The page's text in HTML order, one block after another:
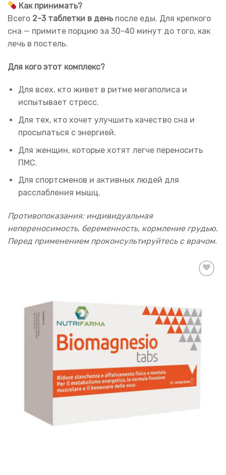
Как принимать?
Всего 2-3 таблетки в день после еды. Для крепкого
сна — примите порцию за 30-40 минут до того, как
лечь в постель.
Для кого этот комплекс?
Для всех, кто живет в ритме мегаполиса и
испытывает стресс.
Для тех, кто хочет улучшить качество сна и
просыпаться с энергией.
Для женщин, которые хотят легче переносить
ПМС.
Для спортсменов и активных людей для
расслабления мышц.
Противопоказания: индивидуальная
непереносимость, беременность, кормление грудью.
Перед применением проконсультируйтесь с врачом.